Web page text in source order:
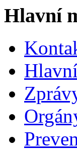
Hlavní